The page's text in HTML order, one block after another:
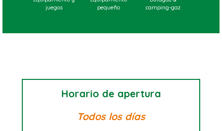
juegos
pequeño
camping-gaz
Horario de apertura
Todos los días